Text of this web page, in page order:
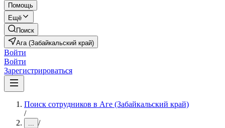
Помощь
Ещё
Поиск
Ага (Забайкальский край)
Войти
Войти
Зарегистрироваться
Поиск сотрудников в Аге (Забайкальский край)
/
... /